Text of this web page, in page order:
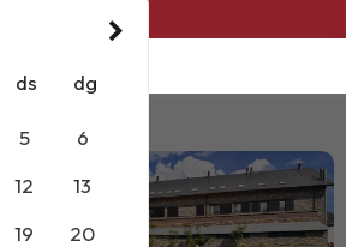
ds dg
5
6
12
13
19
20